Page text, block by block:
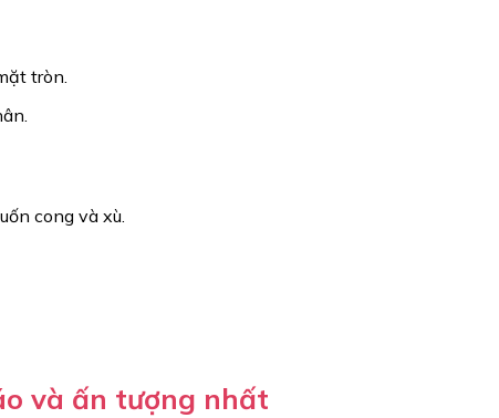
tròn.
cong và xù.
và ấn tượng nhất